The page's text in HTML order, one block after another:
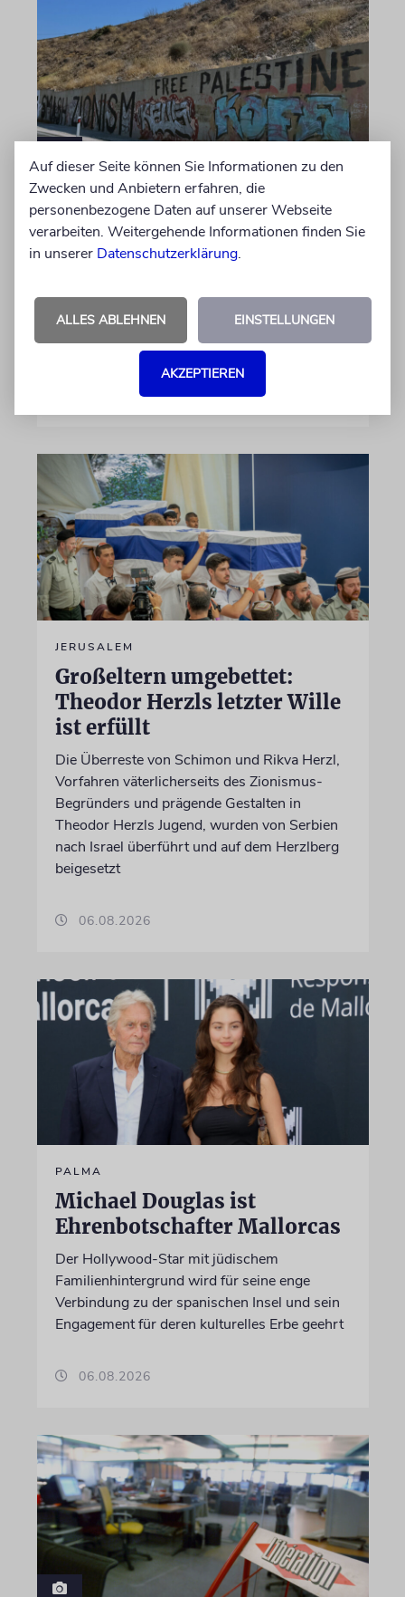
GRIECHENLAND
Warnung an Israelis in
Griechenland
einem »Tag des Zorns« aufgerufen hätten,
sollen sich Israelis bedeckt halten, warnt das
israelische Außenministerium
09.08.2026
JERUSALEM
Großeltern umgebettet:
Theodor Herzls letzter Wille
ist erfüllt
Die Überreste von Schimon und Rikva Herzl,
Vorfahren väterlicherseits des Zionismus-
Begründers und prägende Gestalten in
Theodor Herzls Jugend, wurden von Serbien
nach Israel überführt und auf dem Herzlberg
beigesetzt
06.08.2026
PALMA
Michael Douglas ist
Ehrenbotschafter Mallorcas
Der Hollywood-Star mit jüdischem
Familienhintergrund wird für seine enge
Verbindung zu der spanischen Insel und sein
Engagement für deren kulturelles Erbe geehrt
06.08.2026
Auf dieser Seite können Sie Informationen zu den
Zwecken und Anbietern erfahren, die
personenbezogene Daten auf unserer Webseite
verarbeiten. Weitergehende Informationen finden Sie
in unserer Datenschutzerklärung.
ALLES ABLEHNEN EINSTELLUNGEN
AKZEPTIEREN